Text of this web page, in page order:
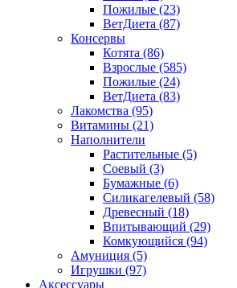
Пожилые (23)
ВетДиета (87)
Консервы
Котята (86)
Взрослые (585)
Пожилые (24)
ВетДиета (83)
Лакомства (95)
Витамины (21)
Наполнители
Растительные (5)
Соевый (3)
Бумажные (6)
Силикагелевый (58)
Древесный (18)
Впитывающий (29)
Комкующийся (94)
Амуниция (5)
Игрушки (97)
Аксессуары